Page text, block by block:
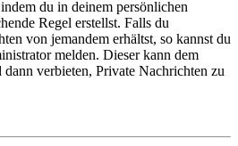
du in deinem persönlichen
Regel erstellst. Falls du
von jemandem erhältst, so kannst du
melden. Dieser kann dem
verbieten, Private Nachrichten zu